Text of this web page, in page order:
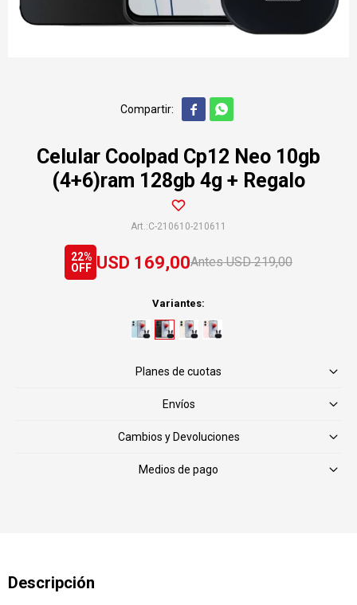
 
Celular Coolpad Cp12 Neo 10gb
(4+6)ram 128gb 4g + Regalo
C-210610-210611
USD 169,00 USD 219,00
22
Variantes:
Planes de cuotas
Envíos
Cambios y Devoluciones
Medios de pago